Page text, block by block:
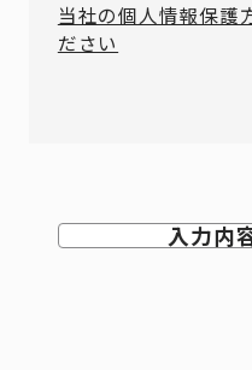
当社の個人情報保護
ださい
入力内